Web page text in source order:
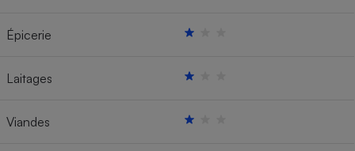
Épicerie
Laitages
Viandes